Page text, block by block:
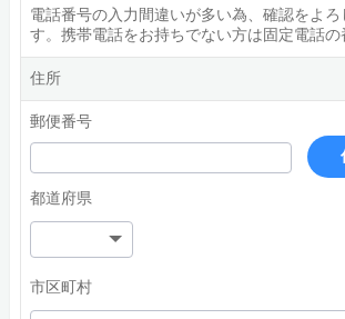
電話番号の入力間違いが多い為、確認をよろ
す。携帯電話をお持ちでない方は固定電話の
住所
郵便番号
都道府県
市区町村